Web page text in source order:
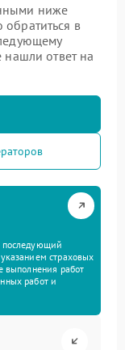
ниже
в
нашли ответ на
последующий
страховых
выполнения работ
работ и